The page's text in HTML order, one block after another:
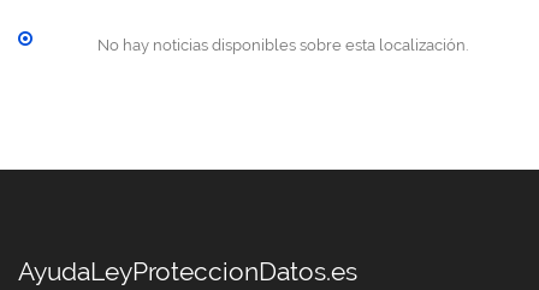
No hay noticias disponibles sobre esta localización.
AyudaLeyProteccionDatos.es